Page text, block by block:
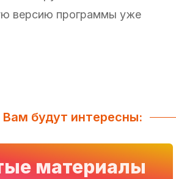
версию программы уже
будут интересны:
материалы